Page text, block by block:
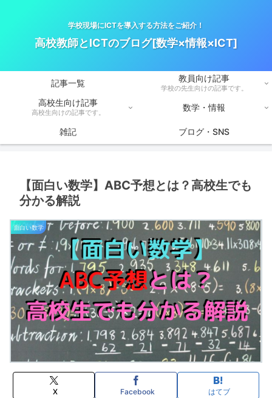
学校現場にICTを導入する方法をご紹介！
高校教師とICTのブログ[数学×情報×ICT]
記事一覧 教員向け記事
学校の先生向けの記事です。
高校生向け記事
高校生向けの記事です。 数学・情報
雑記 ブログ・SNS
【面白い数学】ABC予想とは？高校生でも
分かる解説
面白い数学
X Facebook はてブ